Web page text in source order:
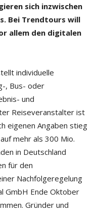
sich inzwischen
Bei Trendtours will
allem den digitalen
individuelle
, Bus- oder
und
Reiseveranstalter ist
eigenen Angaben stieg
mehr als 300 Mio.
in Deutschland
für den
Nachfolgeregelung
GmbH Ende Oktober
Gründer und